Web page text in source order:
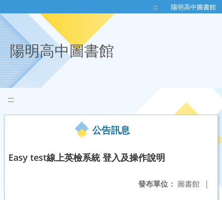
::: 陽明高中圖書館
陽明高中圖書館
:::
公告訊息
Easy test線上英檢系統 登入及操作說明
發布單位： 圖書館 |